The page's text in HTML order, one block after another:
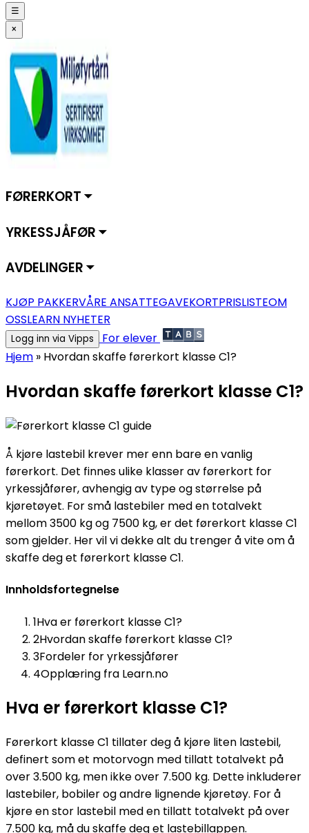
☰
×
FØRERKORT ⏷
YRKESSJÅFØR ⏷
AVDELINGER ⏷
KJØP PAKKERVÅRE ANSATTEGAVEKORTPRISLISTEOM
OSSLEARN NYHETER
Logg inn via Vipps
For elever
Hjem » Hvordan skaffe førerkort klasse C1?
Hvordan skaffe førerkort klasse C1?
Å kjøre lastebil krever mer enn bare en vanlig
førerkort. Det finnes ulike klasser av førerkort for
yrkessjåfører, avhengig av type og størrelse på
kjøretøyet. For små lastebiler med en totalvekt
mellom 3500 kg og 7500 kg, er det førerkort klasse C1
som gjelder. Her vil vi dekke alt du trenger å vite om å
skaffe deg et førerkort klasse C1.
Innholdsfortegnelse
1Hva er førerkort klasse C1?
2Hvordan skaffe førerkort klasse C1?
3Fordeler for yrkessjåfører
4Opplæring fra Learn.no
Hva er førerkort klasse C1?
Førerkort klasse C1 tillater deg å kjøre liten lastebil,
definert som et motorvogn med tillatt totalvekt på
over 3.500 kg, men ikke over 7.500 kg. Dette inkluderer
lastebiler, bobiler og andre lignende kjøretøy. For å
kjøre en stor lastebil med en tillatt totalvekt på over
7.500 kg, må du skaffe deg et lastebillappen.